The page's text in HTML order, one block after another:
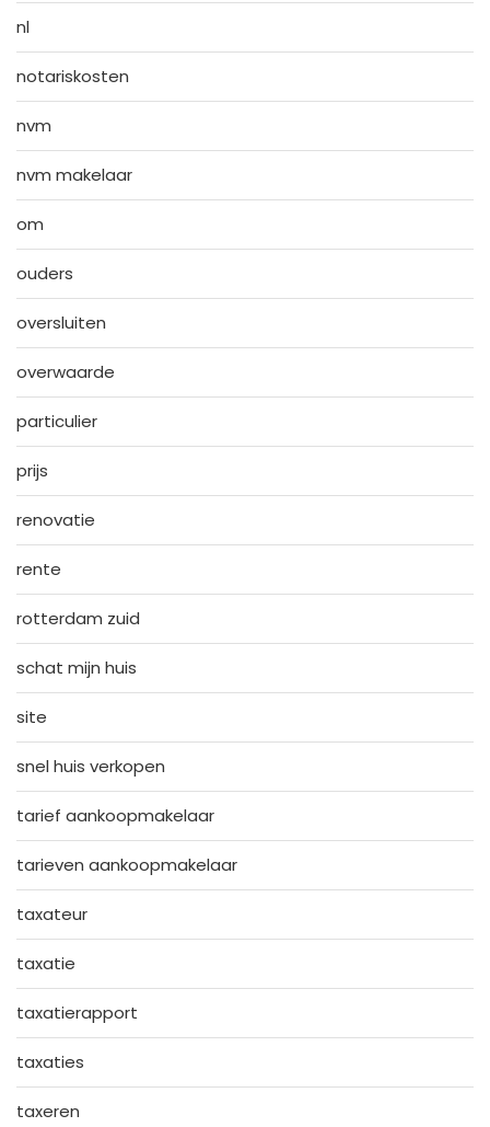
nl
notariskosten
nvm
nvm makelaar
om
ouders
oversluiten
overwaarde
particulier
prijs
renovatie
rente
rotterdam zuid
schat mijn huis
site
snel huis verkopen
tarief aankoopmakelaar
tarieven aankoopmakelaar
taxateur
taxatie
taxatierapport
taxaties
taxeren